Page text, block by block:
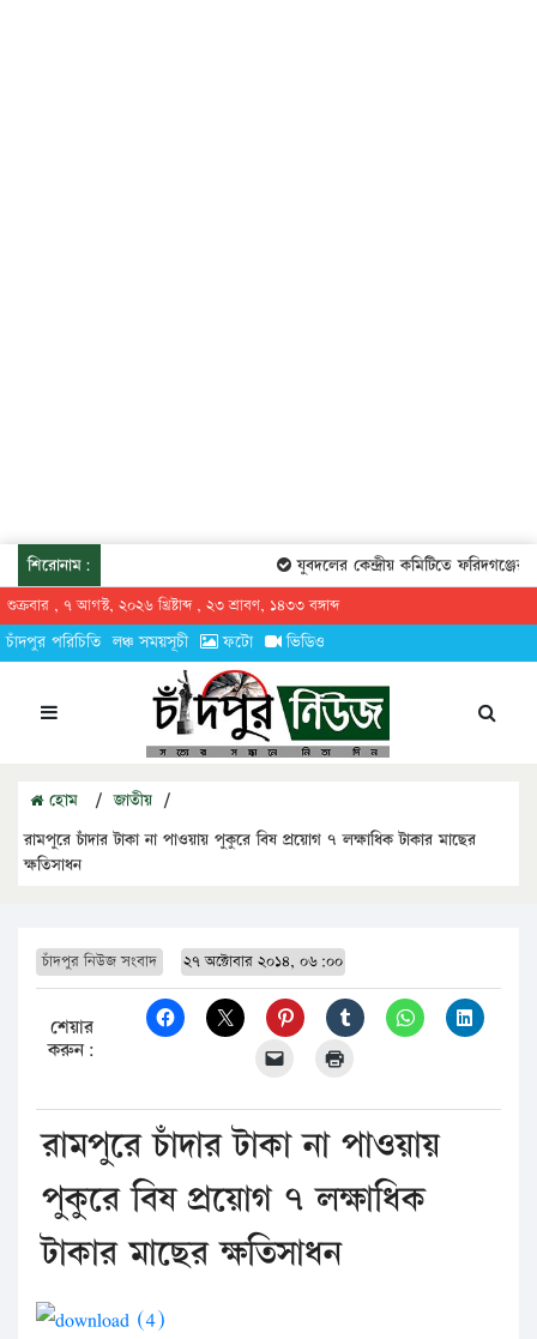
শিরোনাম: যুবদলের কেন্দ্রীয় কমিটিতে ফরিদগঞ্জের
শুক্রবার , ৭ আগস্ট, ২০২৬ খ্রিষ্টাব্দ , ২৩ শ্রাবণ, ১৪৩৩ বঙ্গাব্দ
চাঁদপুর পরিচিতি লঞ্চ সময়সূচী ফটো ভিডিও
হোম / জাতীয় /
রামপুরে চাঁদার টাকা না পাওয়ায় পুকুরে বিষ প্রয়োগ ৭ লক্ষাধিক টাকার মাছের
ক্ষতিসাধন
চাঁদপুর নিউজ সংবাদ ২৭ অক্টোবার ২০১৪, ০৬:০০
শেয়ার
করুন:
রামপুরে চাঁদার টাকা না পাওয়ায়
পুকুরে বিষ প্রয়োগ ৭ লক্ষাধিক
টাকার মাছের ক্ষতিসাধন